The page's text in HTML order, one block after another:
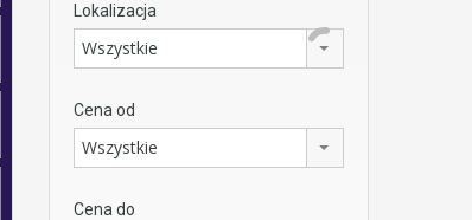
Lokalizacja
Wszystkie
Cena od
Wszystkie
Cena do